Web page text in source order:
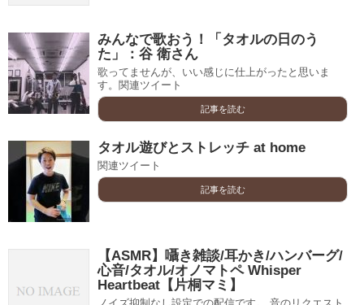
みんなで歌おう！「タオルの日のう
た」：谷 衛さん
歌ってませんが、いい感じに仕上がったと思いま
す。関連ツイート
記事を読む
タオル遊びとストレッチ at home
関連ツイート
記事を読む
【ASMR】囁き雑談/耳かき/ハンバーグ/
心音/タオル/オノマトペ Whisper
Heartbeat【片桐マミ】